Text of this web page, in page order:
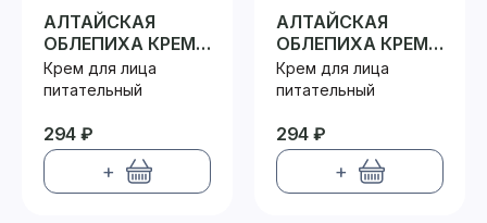
АЛТАЙСКАЯ
ОБЛЕПИХА КРЕМ
ДЛЯ ЛИЦА
ДНЕВНОЙ
Крем для лица
питательный
294 ₽
+
АЛТАЙСКАЯ
ОБЛЕПИХА КРЕМ
ДЛЯ ЛИЦА
НОЧНОЙ
Крем для лица
питательный
294 ₽
+